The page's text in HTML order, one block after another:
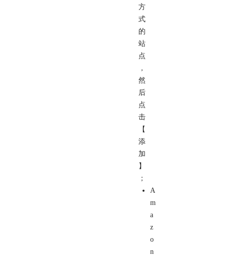
方
式
的
站
点
，
然
后
点
击
【
添
加
】
；
A
m
a
z
o
n